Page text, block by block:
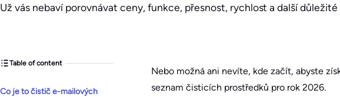
Už vás nebaví porovnávat ceny, funkce, přesnost, rychlost a další
Table of content
​Co je to čistič e-mailových
Nebo možná ani nevíte, kde začít, abyste
seznam čisticích prostředků pro rok 2026.